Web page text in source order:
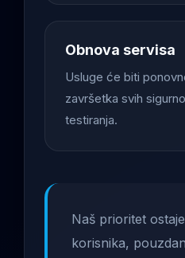
Obnova servisa
Usluge će biti
završetka svih
testiranja.
Naš prioritet
korisnika,